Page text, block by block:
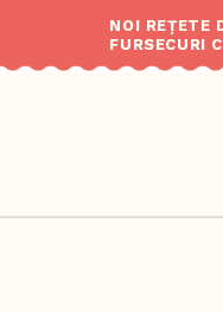
NOI REȚETE
FURSECURI